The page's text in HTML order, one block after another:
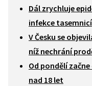
Dál zrychluje
infekce tasemnicí
V Česku se
níž nechrání
Od pondělí
nad 18 let